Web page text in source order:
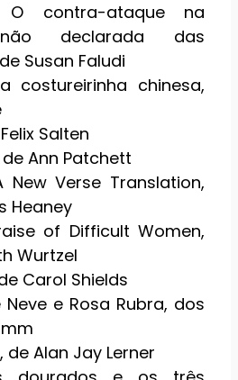
O contra-ataque na
declarada das
Susan Faludi
costureirinha chinesa,
Salten
Ann Patchett
New Verse Translation,
Heaney
of Difficult Women,
Wurtzel
Carol Shields
e Rosa Rubra, dos
de Alan Jay Lerner